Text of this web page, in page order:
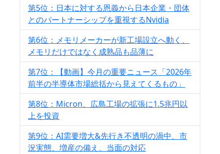
第5位：日本に対する恩義から日本企業・団体
とのパートナーシップを重視するNvidia
第6位：メモリメーカーが新工場設立へ動く、
メモリだけではなく成熟品も品薄に
第7位：【動画】今月の重要ニュース「2026年
前半の半導体市場総括から見えてくるもの」
第8位：Micron、広島工場の拡張に1.5兆円以
上を投資
第9位：AI需要増大&先行き不透明の渦中、市
況実態、増産の備え、当面の対応